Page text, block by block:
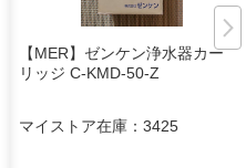
【MER】ゼンケン浄水器カート
リッジ C-KMD-50-Z
マイストア在庫： 3425